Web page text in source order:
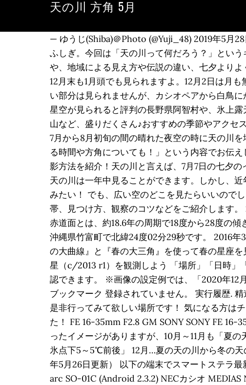
天の川 方角 5月
— ゆうじ(Shiba)＠Photo (@Yuji_48) 2019年5月
ふしぎ。今回は「天の川って何だろう？」とい
や、地域による見え方や伝説の違い、七夕より
12月末も1月頭でも見られますよ。12月2日は月
い部分は見られませんが、カシオペアから白鳥
星空が見られると評判の長野県阿智村や、氷上
山など、盛りだくさん♪おすすめの季節やアクセ
7月から8月初旬の間の晴れた夜空の時に天の川
る時間や方角についても！」という内容でお伝
影方法を紹介！天の川と言えば、7月7日の七夕
天の川は一年中見ることができます。しかし、
みたい！ でも、広い空のどこを見たらいいので
帯、見つけ方、観察のコツなどをご紹介します
赤道面とは、約18.6年の周期で18度から28度の
沖縄県竹富町で北緯24度02分29秒です。 2016
の大曲線』と『春の大三角』を使って春の星座
星（c/2013 r1）を観測しよう 「場所」「日時」
認できます。 ※画像の設定例では、「2020年12
ブックマーク 登録されていません。 実行履歴.
是非行ってみて欲しい場所です！ 気になる方は
た！ FE 16-35mm F2.8 GM SONY SONY FE 16-
ったイメージがありますが、10月～11月も「夏
氷点下5～5℃前後」 12月…夏の天の川から冬の
年5月26日更新） 以下の端末でスマートステラ
arc SO-01C (Android 2.3.2) NECカシオ